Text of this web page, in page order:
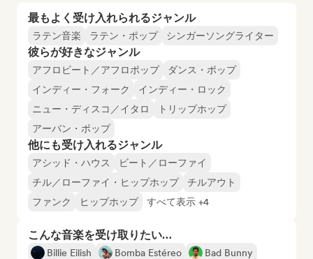
最もよく受け入れられるジャンル
ラテン音楽 ラテン・ポップ シンガーソングライター
彼らが好きなジャンル
アフロビート／アフロポップ
ダンス・ポップ
インディー・フォーク
インディー・ロック
ニュー・ディスコ／イタロ
トリップホップ
アーバン・ポップ
他にも受け入れるジャンル
アシッド・ハウス
ビート／ローファイ
チル／ローファイ・ヒップホップ
チルアウト
ファンク
ヒップホップ すべて表示 +4
こんな音楽を受け取りたい…
Billie Eilish Bomba Estéreo
Bad Bunny